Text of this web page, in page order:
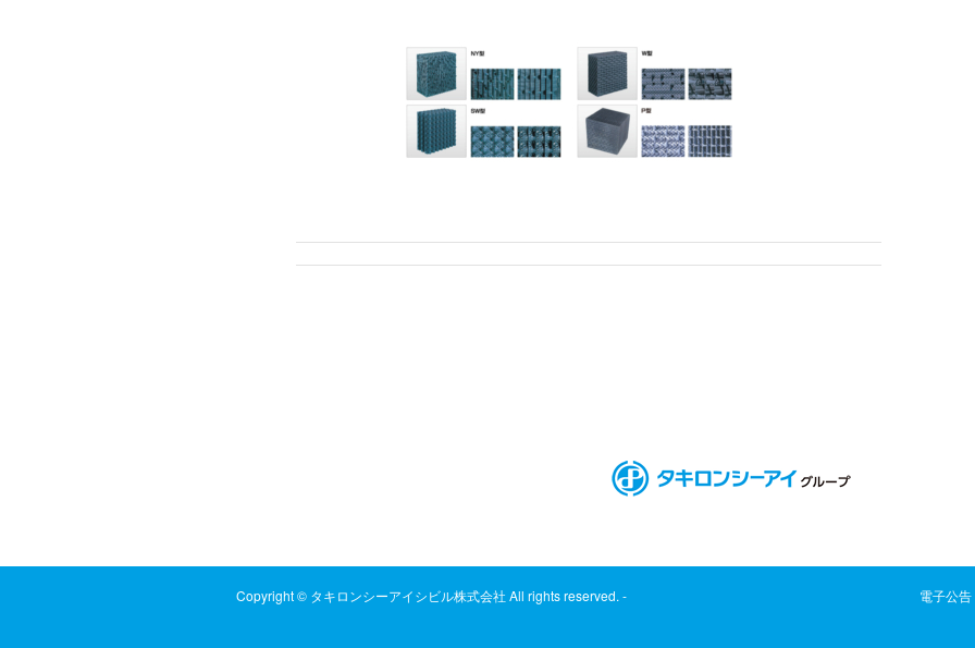
Copyright © タキロンシーアイシビル株式会社 All rights reserved. - 電子公告